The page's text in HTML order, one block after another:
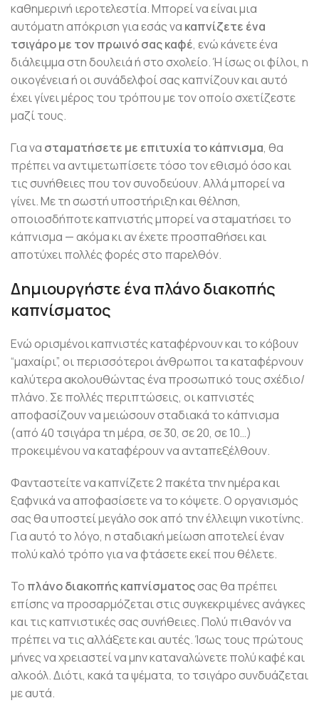
καθημερινή ιεροτελεστία. Μπορεί να είναι μια
αυτόματη απόκριση για εσάς να καπνίζετε ένα
τσιγάρο με τον πρωινό σας καφέ, ενώ κάνετε ένα
διάλειμμα στη δουλειά ή στο σχολείο. Ή ίσως οι φίλοι, η
οικογένεια ή οι συνάδελφοί σας καπνίζουν και αυτό
έχει γίνει μέρος του τρόπου με τον οποίο σχετίζεστε
μαζί τους.
Για να σταματήσετε με επιτυχία το κάπνισμα, θα
πρέπει να αντιμετωπίσετε τόσο τον εθισμό όσο και
τις συνήθειες που τον συνοδεύουν. Αλλά μπορεί να
γίνει. Με τη σωστή υποστήριξη και θέληση,
οποιοσδήποτε καπνιστής μπορεί να σταματήσει το
κάπνισμα — ακόμα κι αν έχετε προσπαθήσει και
αποτύχει πολλές φορές στο παρελθόν.
Δημιουργήστε ένα πλάνο διακοπής
καπνίσματος
Ενώ ορισμένοι καπνιστές καταφέρνουν και το κόβουν
“μαχαίρι”, οι περισσότεροι άνθρωποι τα καταφέρνουν
καλύτερα ακολουθώντας ένα προσωπικό τους σχέδιο/
πλάνο. Σε πολλές περιπτώσεις, οι καπνιστές
αποφασίζουν να μειώσουν σταδιακά το κάπνισμα
(από 40 τσιγάρα τη μέρα, σε 30, σε 20, σε 10…)
προκειμένου να καταφέρουν να ανταπεξέλθουν.
Φανταστείτε να καπνίζετε 2 πακέτα την ημέρα και
ξαφνικά να αποφασίσετε να το κόψετε. Ο οργανισμός
σας θα υποστεί μεγάλο σοκ από την έλλειψη νικοτίνης.
Για αυτό το λόγο, η σταδιακή μείωση αποτελεί έναν
πολύ καλό τρόπο για να φτάσετε εκεί που θέλετε.
Το πλάνο διακοπής καπνίσματοςσας θα πρέπει
επίσης να προσαρμόζεται στις συγκεκριμένες ανάγκες
και τις καπνιστικές σας συνήθειες. Πολύ πιθανόν να
πρέπει να τις αλλάξετε και αυτές. Ίσως τους πρώτους
μήνες να χρειαστεί να μην καταναλώνετε πολύ καφέ και
αλκοόλ. Διότι, κακά τα ψέματα, το τσιγάρο συνδυάζεται
με αυτά.